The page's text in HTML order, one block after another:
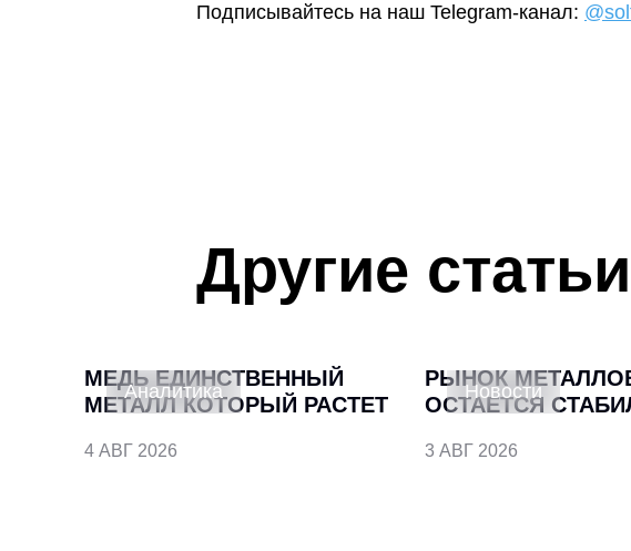
Подписывайтесь на наш Telegram-канал:
Другие статьи
Аналитика
МЕДЬ ЕДИНСТВЕННЫЙ
МЕТАЛЛ КОТОРЫЙ РАСТЕТ
4 АВГ 2026
Новости
РЫНОК
ОСТАЕТСЯ
3 АВГ 2026